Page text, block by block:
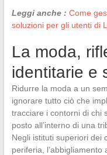
Leggi anche : Come
soluzioni per gli utenti di
La moda,
identitarie e
Ridurre la moda a un
ignorare tutto ciò che
tracciare i contorni di chi
posto all’interno di una
Negli istituti superiori dei
periferia,